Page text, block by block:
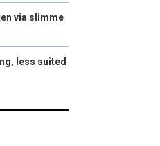
via slimme
less suited